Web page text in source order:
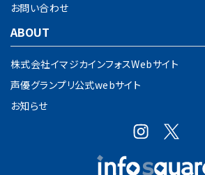
お問い合わせ
ABOUT
株式会社イマジカインフォスWebサイト
声優グランプリ公式webサイト
お知らせ